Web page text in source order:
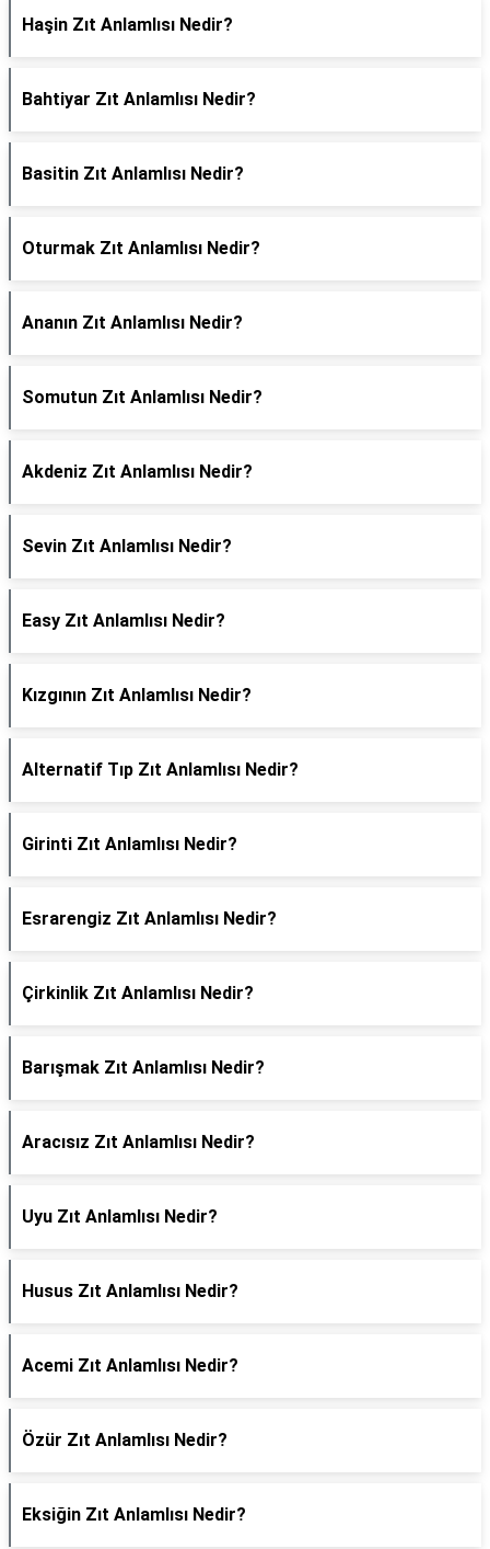
Haşin Zıt Anlamlısı Nedir?
Bahtiyar Zıt Anlamlısı Nedir?
Basitin Zıt Anlamlısı Nedir?
Oturmak Zıt Anlamlısı Nedir?
Ananın Zıt Anlamlısı Nedir?
Somutun Zıt Anlamlısı Nedir?
Akdeniz Zıt Anlamlısı Nedir?
Sevin Zıt Anlamlısı Nedir?
Easy Zıt Anlamlısı Nedir?
Kızgının Zıt Anlamlısı Nedir?
Alternatif Tıp Zıt Anlamlısı Nedir?
Girinti Zıt Anlamlısı Nedir?
Esrarengiz Zıt Anlamlısı Nedir?
Çirkinlik Zıt Anlamlısı Nedir?
Barışmak Zıt Anlamlısı Nedir?
Aracısız Zıt Anlamlısı Nedir?
Uyu Zıt Anlamlısı Nedir?
Husus Zıt Anlamlısı Nedir?
Acemi Zıt Anlamlısı Nedir?
Özür Zıt Anlamlısı Nedir?
Eksiğin Zıt Anlamlısı Nedir?